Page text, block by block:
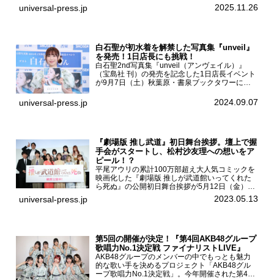
あなたです』(読売テレビ)に出演するなど女優と
universal-press.jp 2025.11.26
白石聖が初水着を解禁した写真集『unveil』
を発売！1日店長にも挑戦！
白石聖2nd写真集『unveil（アンヴェイル）』
（宝島社 刊）の発売を記念した1日店長イベント
が9月7日（土）秋葉原・書泉ブックタワーにて
を記念し1日店長イベントを開催した本写真集は
universal-press.jp 2024.09.07
『劇場版 推し武道』初日舞台挨拶。壇上で握
手会がスタートし、松村沙友理への想いをア
ピール！？
平尾アウリの累計100万部超え大人気コミックを
映画化した『劇場版 推しが武道館いってくれた
ら死ぬ』の公開初日舞台挨拶が5月12日（金）新
宿バルト9で開催され、出演者の松村沙友理、中
村里帆、MOMO(@onefive)、KANO(@onefi...
universal-press.jp 2023.05.13
第5回の開催が決定！『第4回AKB48グループ
歌唱力No.1決定戦 ファイナリストLIVE』
AKB48グループのメンバーの中でもっとも魅力
的な歌い手を決めるプロジェクト「AKB48グル
ープ歌唱力No.1決定戦」。今年開催された第4回